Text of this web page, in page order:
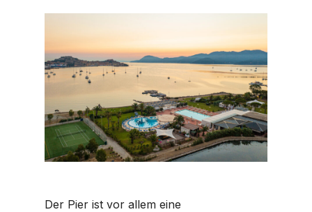
Der Pier ist vor allem eine